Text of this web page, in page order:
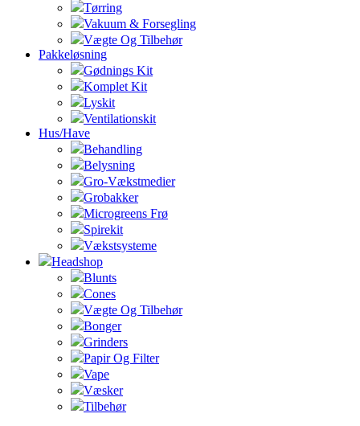
Tørring
Vakuum & Forsegling
Vægte Og Tilbehør
Pakkeløsning
Gødnings Kit
Komplet Kit
Lyskit
Ventilationskit
Hus/Have
Behandling
Belysning
Gro-Vækstmedier
Grobakker
Microgreens Frø
Spirekit
Vækstsysteme
Headshop
Blunts
Cones
Vægte Og Tilbehør
Bonger
Grinders
Papir Og Filter
Vape
Væsker
Tilbehør